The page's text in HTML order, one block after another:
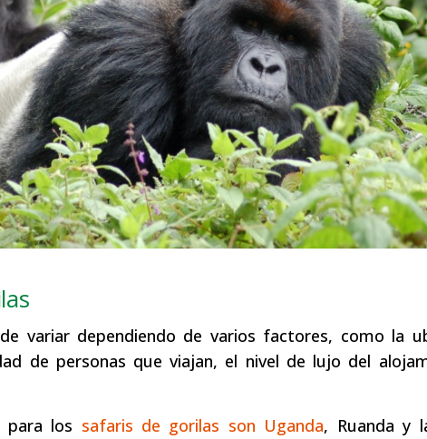
variar dependiendo de varios factores, como la
de personas que viajan, el nivel de lujo del
para los safaris de gorilas son Uganda, Ruanda y